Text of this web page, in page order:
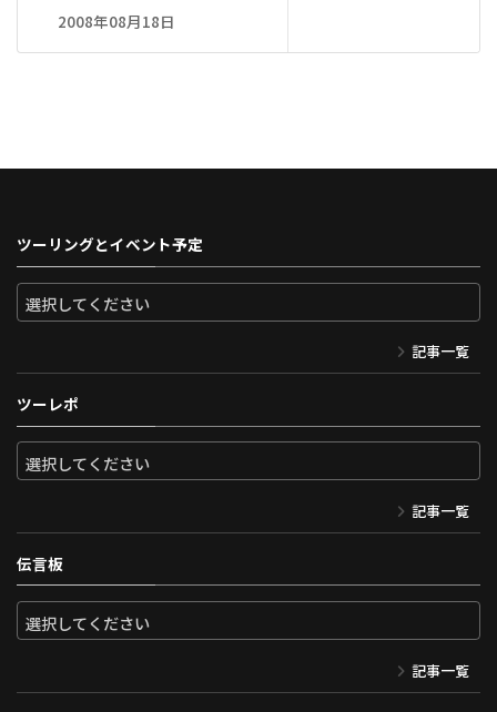
2008年08月18日
ツーリングとイベント予定
記事一覧
ツーレポ
記事一覧
伝言板
記事一覧